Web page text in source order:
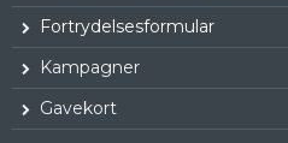
Fortrydelsesformular
Kampagner
Gavekort